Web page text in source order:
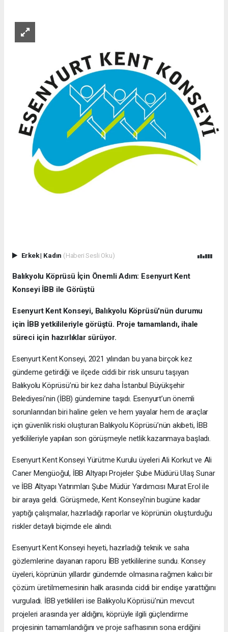
Erkek| Kadın (Haberi Sesli Oku)
Balıkyolu Köprüsü İçin Önemli Adım: Esenyurt Kent
Konseyi İBB ile Görüştü
Esenyurt Kent Konseyi, Balıkyolu Köprüsü'nün durumu
için İBB yetkilileriyle görüştü. Proje tamamlandı, ihale
süreci için hazırlıklar sürüyor.
Esenyurt Kent Konseyi, 2021 yılından bu yana birçok kez
gündeme getirdiği ve ilçede ciddi bir risk unsuru taşıyan
Balıkyolu Köprüsü’nü bir kez daha İstanbul Büyükşehir
Belediyesi’nin (İBB) gündemine taşıdı. Esenyurt’un önemli
sorunlarından biri haline gelen ve hem yayalar hem de araçlar
için güvenlik riski oluşturan Balıkyolu Köprüsü’nün akıbeti, İBB
yetkilileriyle yapılan son görüşmeyle netlik kazanmaya başladı.
Esenyurt Kent Konseyi Yürütme Kurulu üyeleri Ali Korkut ve Ali
Caner Mengüoğul, İBB Altyapı Projeler Şube Müdürü Ulaş Sunar
ve İBB Altyapı Yatırımları Şube Müdür Yardımcısı Murat Erol ile
bir araya geldi. Görüşmede, Kent Konseyi'nin bugüne kadar
yaptığı çalışmalar, hazırladığı raporlar ve köprünün oluşturduğu
riskler detaylı biçimde ele alındı.
Esenyurt Kent Konseyi heyeti, hazırladığı teknik ve saha
gözlemlerine dayanan raporu İBB yetkililerine sundu. Konsey
üyeleri, köprünün yıllardır gündemde olmasına rağmen kalıcı bir
çözüm üretilmemesinin halk arasında ciddi bir endişe yarattığını
vurguladı. İBB yetkilileri ise Balıkyolu Köprüsü’nün mevcut
projeleri arasında yer aldığını, köprüyle ilgili güçlendirme
projesinin tamamlandığını ve proje safhasının sona erdiğini